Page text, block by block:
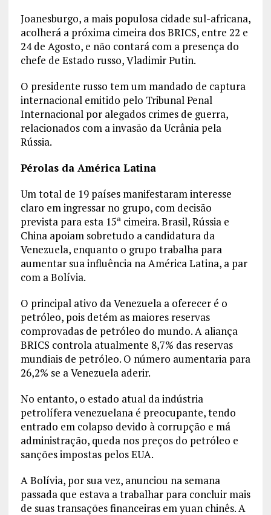
Joanesburgo, a mais populosa cidade sul-africana,
acolherá a próxima cimeira dos BRICS, entre 22 e
24 de Agosto, e não contará com a presença do
chefe de Estado russo, Vladimir Putin.
O presidente russo tem um mandado de captura
internacional emitido pelo Tribunal Penal
Internacional por alegados crimes de guerra,
relacionados com a invasão da Ucrânia pela
Rússia.
Pérolas da América Latina
Um total de 19 países manifestaram interesse
claro em ingressar no grupo, com decisão
prevista para esta 15ª cimeira. Brasil, Rússia e
China apoiam sobretudo a candidatura da
Venezuela, enquanto o grupo trabalha para
aumentar sua influência na América Latina, a par
com a Bolívia.
O principal ativo da Venezuela a oferecer é o
petróleo, pois detém as maiores reservas
comprovadas de petróleo do mundo. A aliança
BRICS controla atualmente 8,7% das reservas
mundiais de petróleo. O número aumentaria para
26,2% se a Venezuela aderir.
No entanto, o estado atual da indústria
petrolífera venezuelana é preocupante, tendo
entrado em colapso devido à corrupção e má
administração, queda nos preços do petróleo e
sanções impostas pelos EUA.
A Bolívia, por sua vez, anunciou na semana
passada que estava a trabalhar para concluir mais
de suas transações financeiras em yuan chinês. A